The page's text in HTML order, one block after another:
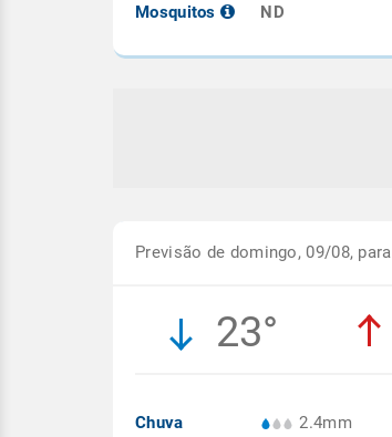
Mosquitos
ND
Previsão de domingo, 09/08, para
23°
Chuva
2.4mm